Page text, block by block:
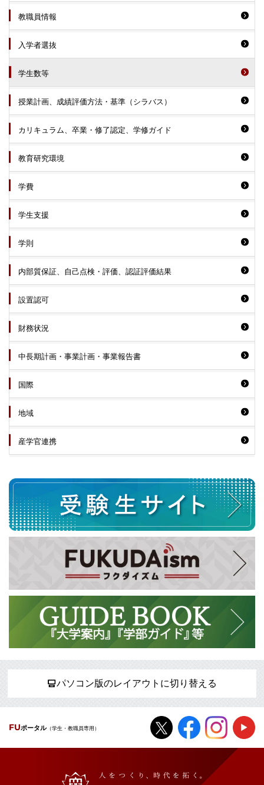
教職員情報
入学者選抜
学生数等
授業計画、成績評価方法・基準（シラバス）
カリキュラム、卒業・修了認定、学修ガイド
教育研究環境
学費
学生支援
学則
内部質保証、自己点検・評価、認証評価結果
設置認可
財務状況
中長期計画・事業計画・事業報告書
国際
地域
産学官連携
パソコン版のレイアウトに切り替える
FUポータル（学生・教職員専用）